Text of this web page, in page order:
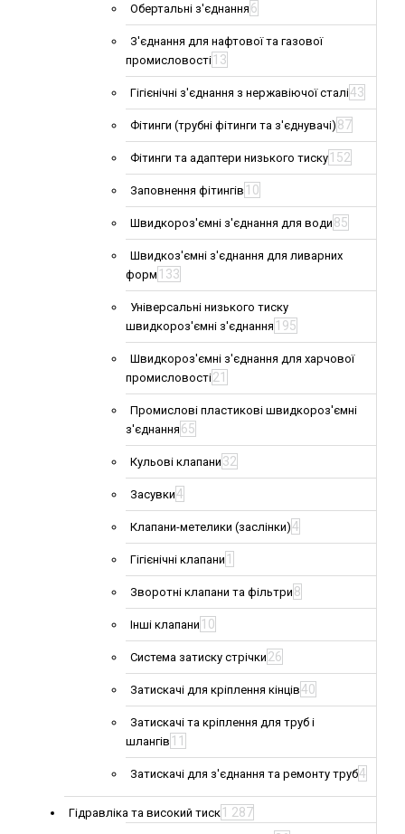
Обертальні з'єднання 6
З'єднання для нафтової та газової
промисловості 13
Гігієнічні з'єднання з нержавіючої сталі43
Фітинги (трубні фітинги та з'єднувачі) 87
Фітинги та адаптери низького тиску 152
Заповнення фітингів 10
Швидкороз'ємні з'єднання для води 85
Швидкоз'ємні з'єднання для ливарних
форм 133
Універсальні низького тиску
швидкороз'ємні з'єднання 195
Швидкороз'ємні з'єднання для харчової
промисловості21
Промислові пластикові швидкороз'ємні
з'єднання 65
Кульові клапани 32
Засувки4
Клапани-метелики (заслінки)4
Гігієнічні клапани 1
Зворотні клапани та фільтри 8
Інші клапани 10
Система затиску стрічки 26
Затискачі для кріплення кінців40
Затискачі та кріплення для труб і
шлангів 11
Затискачі для з'єднання та ремонту труб4
Гідравліка та високий тиск 1 287